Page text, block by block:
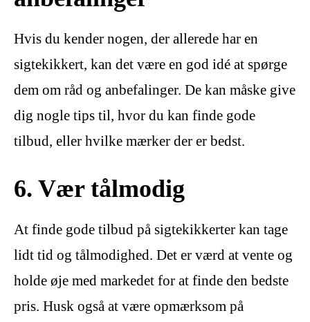
Hvis du kender nogen, der allerede har en
sigtekikkert, kan det være en god idé at spørge
dem om råd og anbefalinger. De kan måske give
dig nogle tips til, hvor du kan finde gode
tilbud, eller hvilke mærker der er bedst.
6. Vær tålmodig
At finde gode tilbud på sigtekikkerter kan tage
lidt tid og tålmodighed. Det er værd at vente og
holde øje med markedet for at finde den bedste
pris. Husk også at være opmærksom på